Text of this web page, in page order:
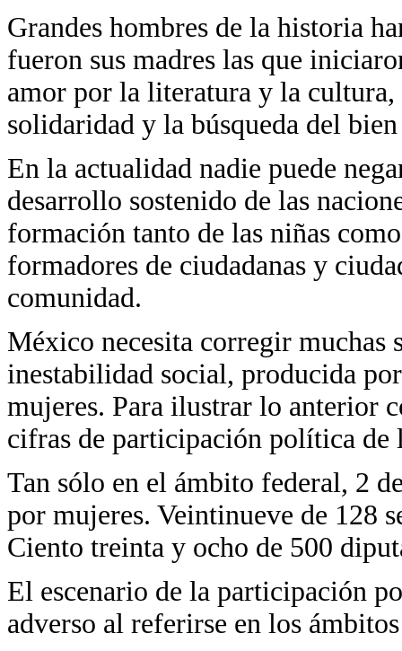
Grandes hombres de la historia
fueron sus madres las que
amor por la literatura y la cultura,
solidaridad y la búsqueda del
En la actualidad nadie puede
desarrollo sostenido de las
formación tanto de las niñas
formadores de ciudadanas y
comunidad.
México necesita corregir muchas
inestabilidad social, producida
mujeres. Para ilustrar lo anterior
cifras de participación política de
Tan sólo en el ámbito federal, 2
por mujeres. Veintinueve de 128
Ciento treinta y ocho de 500
El escenario de la participación
adverso al referirse en los